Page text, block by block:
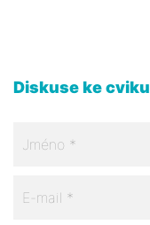
Diskuse ke cviku